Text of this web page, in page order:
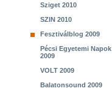
Sziget 2010
SZIN 2010
Fesztiválblog 2009
Pécsi Egyetemi Napok
2009
VOLT 2009
Balatonsound 2009